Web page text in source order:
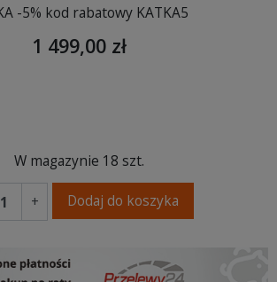
-5% kod rabatowy KATKA5
1 499,00 zł
W magazynie 18 szt.
+ Dodaj do koszyka